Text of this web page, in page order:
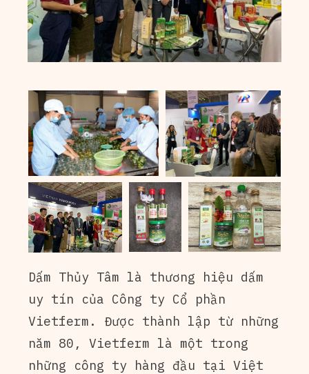
Dấm Thủy Tâm là thương hiệu dấm
uy tín của Công ty Cổ phần
Vietferm. Được thành lập từ những
năm 80, Vietferm là một trong
những công ty hàng đầu tại Việt